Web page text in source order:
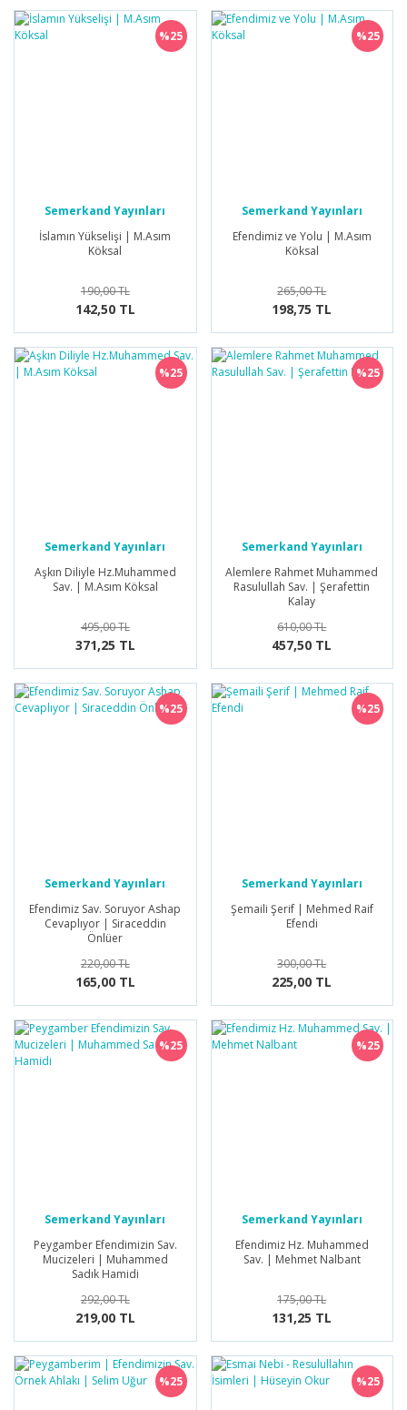
%25
Semerkand Yayınları
İslamın Yükselişi | M.Asım
Köksal
190,00 TL
142,50 TL
%25
Semerkand Yayınları
Efendimiz ve Yolu | M.Asım
Köksal
265,00 TL
198,75 TL
%25
Semerkand Yayınları
Aşkın Diliyle Hz.Muhammed
Sav. | M.Asım Köksal
495,00 TL
371,25 TL
%25
Semerkand Yayınları
Alemlere Rahmet Muhammed
Rasulullah Sav. | Şerafettin
Kalay
610,00 TL
457,50 TL
%25
Semerkand Yayınları
Efendimiz Sav. Soruyor Ashap
Cevaplıyor | Siraceddin
Önlüer
220,00 TL
165,00 TL
%25
Semerkand Yayınları
Şemaili Şerif | Mehmed Raif
Efendi
300,00 TL
225,00 TL
%25
Semerkand Yayınları
Peygamber Efendimizin Sav.
Mucizeleri | Muhammed
Sadık Hamidi
292,00 TL
219,00 TL
%25
Semerkand Yayınları
Efendimiz Hz. Muhammed
Sav. | Mehmet Nalbant
175,00 TL
131,25 TL
%25 %25